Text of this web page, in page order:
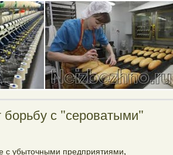
с "сероватыми"
с убыточными предприятиями,